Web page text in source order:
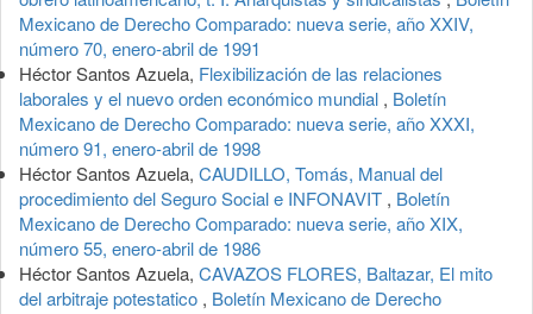
Mexicano de Derecho Comparado: nueva serie, año XXIV,
número 70, enero-abril de 1991
Héctor Santos Azuela, Flexibilización de las relaciones
laborales y el nuevo orden económico mundial , Boletín
Mexicano de Derecho Comparado: nueva serie, año XXXI,
número 91, enero-abril de 1998
Héctor Santos Azuela, CAUDILLO, Tomás, Manual del
procedimiento del Seguro Social e INFONAVIT , Boletín
Mexicano de Derecho Comparado: nueva serie, año XIX,
número 55, enero-abril de 1986
Héctor Santos Azuela, CAVAZOS FLORES, Baltazar, El mito
del arbitraje potestatico , Boletín Mexicano de Derecho